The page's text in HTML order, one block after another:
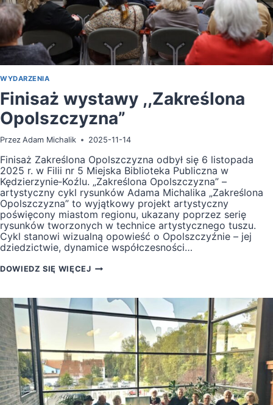
WYDARZENIA
Finisaż wystawy ,,Zakreślona
Opolszczyzna”
Przez Adam Michalik 2025-11-14
Finisaż Zakreślona Opolszczyzna odbył się 6 listopada
2025 r. w Filii nr 5 Miejska Biblioteka Publiczna w
Kędzierzynie‑Koźlu. „Zakreślona Opolszczyzna” –
artystyczny cykl rysunków Adama Michalika „Zakreślona
Opolszczyzna” to wyjątkowy projekt artystyczny
poświęcony miastom regionu, ukazany poprzez serię
rysunków tworzonych w technice artystycznego tuszu.
Cykl stanowi wizualną opowieść o Opolszczyźnie – jej
dziedzictwie, dynamice współczesności…
DOWIEDZ SIĘ WIĘCEJFINISAŻ